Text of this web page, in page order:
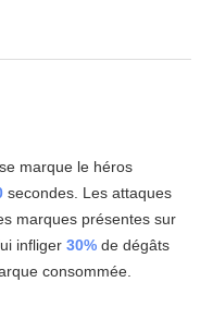
marque le héros
secondes. Les attaques
marques présentes sur
infliger 30%de dégâts
consommée.